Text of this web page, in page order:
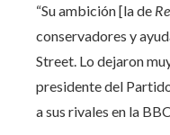
“Su ambición [la de
conservadores y
Street. Lo dejaron
presidente del
a sus rivales en la BBC.